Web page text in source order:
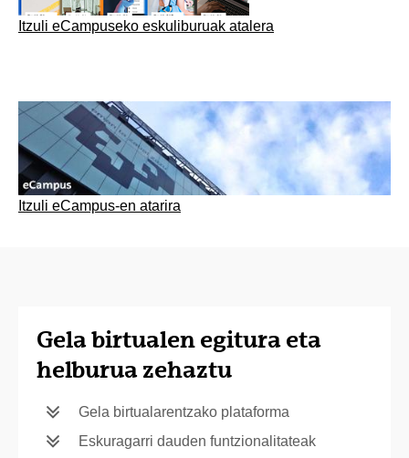
Itzuli eCampuseko eskuliburuak atalera
Itzuli eCampus-en atarira
Gela birtualen egitura eta
helburua zehaztu
Gela birtualarentzako plataforma
Eskuragarri dauden funtzionalitateak